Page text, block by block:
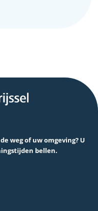
weg of uw omgeving? U
bellen.